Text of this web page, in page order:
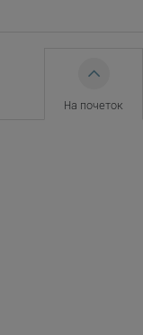
На почеток